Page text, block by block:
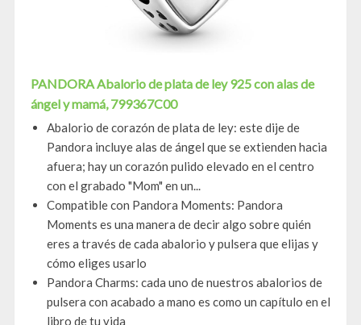
PANDORA Abalorio de plata de ley 925 con alas de
ángel y mamá, 799367C00
Abalorio de corazón de plata de ley: este dije de
Pandora incluye alas de ángel que se extienden hacia
afuera; hay un corazón pulido elevado en el centro
con el grabado "Mom" en un...
Compatible con Pandora Moments: Pandora
Moments es una manera de decir algo sobre quién
eres a través de cada abalorio y pulsera que elijas y
cómo eliges usarlo
Pandora Charms: cada uno de nuestros abalorios de
pulsera con acabado a mano es como un capítulo en el
libro de tu vida